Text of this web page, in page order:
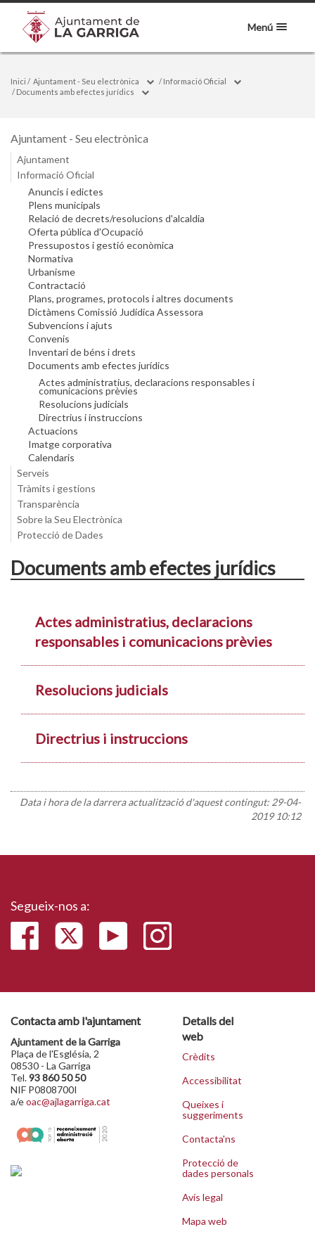
Menú
Inici / Ajuntament - Seu electrònica / Informació Oficial
/ Documents amb efectes jurídics
Ajuntament - Seu electrònica
Ajuntament
Informació Oficial
Anuncis i edictes
Plens municipals
Relació de decrets/resolucions d'alcaldia
Oferta pública d'Ocupació
Pressupostos i gestió econòmica
Normativa
Urbanisme
Contractació
Plans, programes, protocols i altres documents
Dictàmens Comissió Judídica Assessora
Subvencions i ajuts
Convenis
Inventari de béns i drets
Documents amb efectes jurídics
Actes administratius, declaracions responsables i
comunicacions prèvies
Resolucions judicials
Directrius i instruccions
Actuacions
Imatge corporativa
Calendaris
Serveis
Tràmits i gestions
Transparència
Sobre la Seu Electrònica
Protecció de Dades
Documents amb efectes jurídics
Actes administratius, declaracions
responsables i comunicacions prèvies
Resolucions judicials
Directrius i instruccions
Data i hora de la darrera actualització d'aquest contingut: 29-04-
2019 10:12
Segueix-nos a:
Contacta amb l'ajuntament
Ajuntament de la Garriga
Plaça de l'Església, 2
08530 - La Garriga
Tel.93 860 50 50
NIF P0808700I
a/eoac@ajlagarriga.cat
Detalls del
web
Crèdits
Accessibilitat
Queixes i
suggeriments
Contacta'ns
Protecció de
dades personals
Avís legal
Mapa web